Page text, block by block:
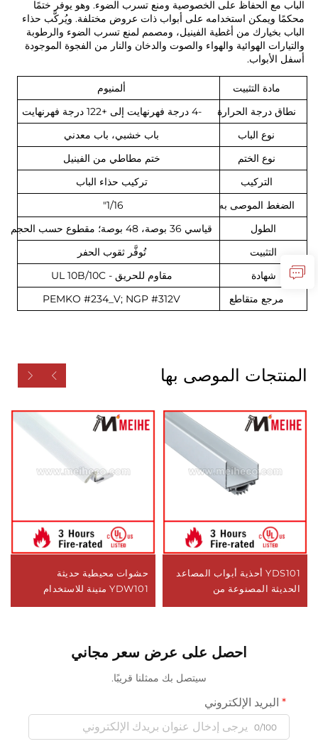
أسفل الأبواب.
مادة التثبيت
ألمنيوم
نطاق درجة الحرارة
-4 درجة فهرنهايت إلى +122 درجة فهرنهايت
نوع الباب
باب خشبي، باب معدني
نوع الختم
ختم مطاطي من الفينيل
التركيب
تركيب حذاء الباب
الضغط الموصى به
1/16"
الطول
قياسي 36 بوصة، 48 بوصة؛ مقطوع حسب الحجم
التثبيت
تُوفَّر ثقوب الحفر
شهادة
مقاوم للحريق - UL 10B/10C
مرجع متقاطع
PEMKO #234_V; NGP #312V
المنتجات الموصى بها
YDS101 أحذية أبواب المصاعد
الحديثة المصنوعة من
حشوات محيطية حديثة
YDW101 متينة للاستخدام
احصل على عرض سعر مجاني
سيتصل بك ممثلنا قريبًا.
البريد الإلكتروني
0/100